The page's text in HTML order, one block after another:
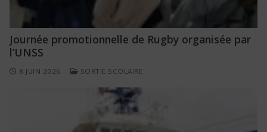
Journée promotionnelle de Rugby organisée par
l’UNSS
8 JUIN 2026 SORTIE SCOLAIRE